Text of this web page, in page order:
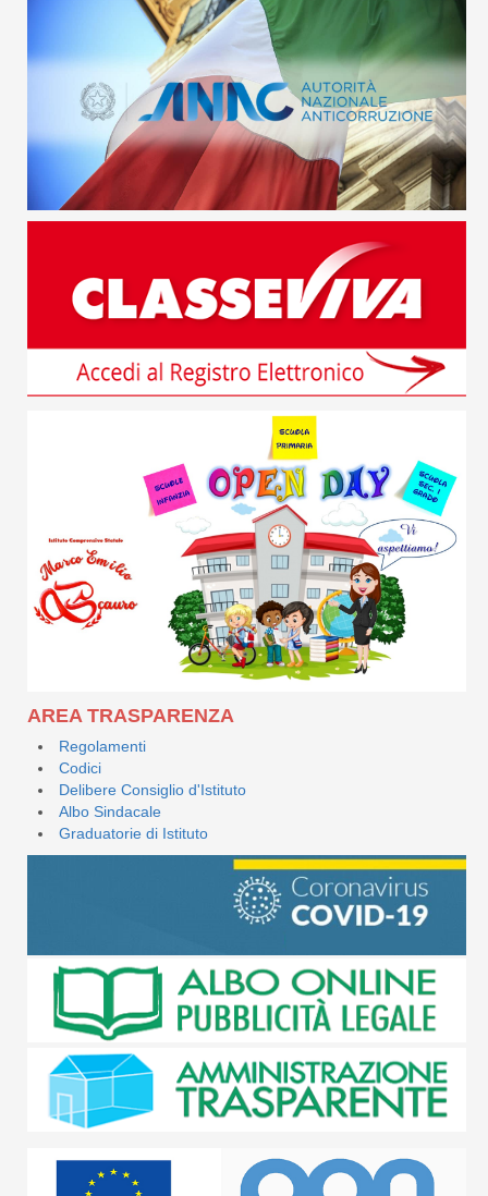
AREA TRASPARENZA
Regolamenti
Codici
Delibere Consiglio d'Istituto
Albo Sindacale
Graduatorie di Istituto